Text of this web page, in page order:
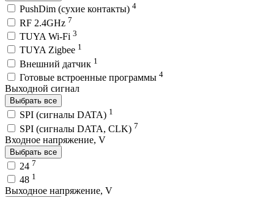
PushDim (сухие контакты) 4
RF 2.4GHz 7
TUYA Wi-Fi 3
TUYA Zigbee 1
Внешний датчик 1
Готовые встроенные программы 4
Выходной сигнал
Выбрать все
SPI (сигналы DATA) 1
SPI (сигналы DATA, CLK) 7
Входное напряжение, V
Выбрать все
24 7
48 1
Выходное напряжение, V